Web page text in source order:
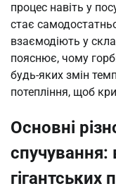
процес навіть у
стає
взаємодіють у
пояснює, чому
будь-яких змін
потепління, щоб
Основні
спучування:
гігантських